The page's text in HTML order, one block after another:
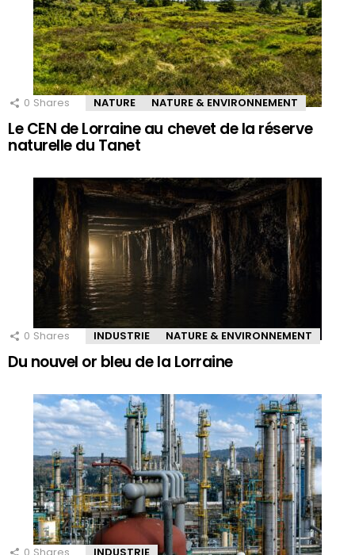
0 Shares NATURE NATURE & ENVIRONNEMENT
Le CEN de Lorraine au chevet de la réserve
naturelle du Tanet
0 Shares INDUSTRIE NATURE & ENVIRONNEMENT
Du nouvel or bleu de la Lorraine
0 Shares INDUSTRIE